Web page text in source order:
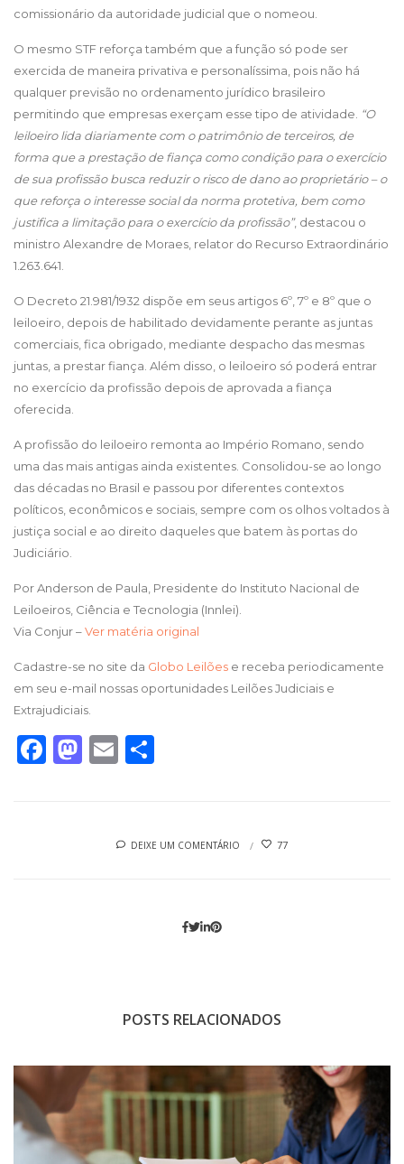
comissionário da autoridade judicial que o nomeou.
O mesmo STF reforça também que a função só pode ser
exercida de maneira privativa e personalíssima, pois não há
qualquer previsão no ordenamento jurídico brasileiro
permitindo que empresas exerçam esse tipo de atividade. “O
leiloeiro lida diariamente com o patrimônio de terceiros, de
forma que a prestação de fiança como condição para o exercício
de sua profissão busca reduzir o risco de dano ao proprietário – o
que reforça o interesse social da norma protetiva, bem como
justifica a limitação para o exercício da profissão”, destacou o
ministro Alexandre de Moraes, relator do Recurso Extraordinário
1.263.641.
O Decreto 21.981/1932 dispõe em seus artigos 6º, 7º e 8º que o
leiloeiro, depois de habilitado devidamente perante as juntas
comerciais, fica obrigado, mediante despacho das mesmas
juntas, a prestar fiança. Além disso, o leiloeiro só poderá entrar
no exercício da profissão depois de aprovada a fiança
oferecida.
A profissão do leiloeiro remonta ao Império Romano, sendo
uma das mais antigas ainda existentes. Consolidou-se ao longo
das décadas no Brasil e passou por diferentes contextos
políticos, econômicos e sociais, sempre com os olhos voltados à
justiça social e ao direito daqueles que batem às portas do
Judiciário.
Por Anderson de Paula, Presidente do Instituto Nacional de
Leiloeiros, Ciência e Tecnologia (Innlei).
Via Conjur –Ver matéria original
Cadastre-se no site da Globo Leilões e receba periodicamente
em seu e-mail nossas oportunidades Leilões Judiciais e
Extrajudiciais.
Facebook
Mastodon
Email
DEIXE UM COMENTÁRIO 77
POSTS RELACIONADOS